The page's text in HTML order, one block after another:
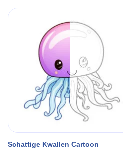
Schattige Kwallen Cartoon